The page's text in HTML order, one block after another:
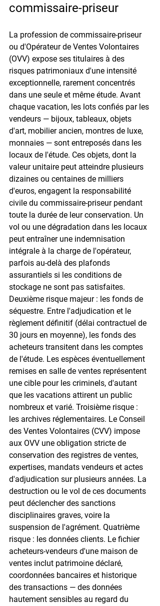
commissaire-priseur
La profession de commissaire-priseur
ou d'Opérateur de Ventes Volontaires
(OVV) expose ses titulaires à des
risques patrimoniaux d'une intensité
exceptionnelle, rarement concentrés
dans une seule et même étude. Avant
chaque vacation, les lots confiés par les
vendeurs — bijoux, tableaux, objets
d'art, mobilier ancien, montres de luxe,
monnaies — sont entreposés dans les
locaux de l'étude. Ces objets, dont la
valeur unitaire peut atteindre plusieurs
dizaines ou centaines de milliers
d'euros, engagent la responsabilité
civile du commissaire-priseur pendant
toute la durée de leur conservation. Un
vol ou une dégradation dans les locaux
peut entraîner une indemnisation
intégrale à la charge de l'opérateur,
parfois au-delà des plafonds
assurantiels si les conditions de
stockage ne sont pas satisfaites.
Deuxième risque majeur : les fonds de
séquestre. Entre l'adjudication et le
règlement définitif (délai contractuel de
30 jours en moyenne), les fonds des
acheteurs transitent dans les comptes
de l'étude. Les espèces éventuellement
remises en salle de ventes représentent
une cible pour les criminels, d'autant
que les vacations attirent un public
nombreux et varié. Troisième risque :
les archives réglementaires. Le Conseil
des Ventes Volontaires (CVV) impose
aux OVV une obligation stricte de
conservation des registres de ventes,
expertises, mandats vendeurs et actes
d'adjudication sur plusieurs années. La
destruction ou le vol de ces documents
peut déclencher des sanctions
disciplinaires graves, voire la
suspension de l'agrément. Quatrième
risque : les données clients. Le fichier
acheteurs-vendeurs d'une maison de
ventes inclut patrimoine déclaré,
coordonnées bancaires et historique
des transactions — des données
hautement sensibles au regard du